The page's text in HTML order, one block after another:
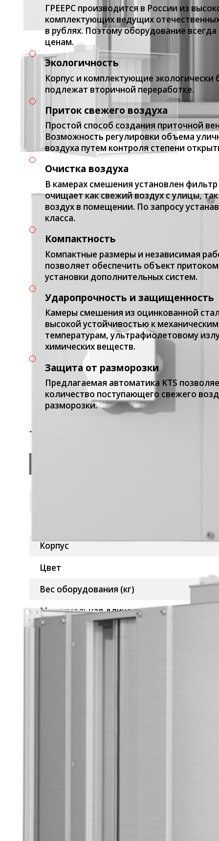
ГРЕЕРС производится в России из
комплектующих ведущих
в рублях. Поэтому оборудование
ценам.
Экологичность
Корпус и комплектующие экологически
подлежат вторичной переработке.
Приток свежего воздуха
Простой способ создания приточной
Возможность регулировки объема
воздуха путем контроля степени
Очистка воздуха
В камерах смешения установлен
очищает как свежий воздух с улицы,
воздух в помещении. По запросу
класса.
Компактность
Компактные размеры и независимая
позволяет обеспечить объект
установки дополнительных систем.
Ударопрочность и защищенность
Камеры смешения из оцинкованной
высокой устойчивостью к
температурам, ультрафиолетовому
химических веществ.
Защита от разморозки
Предлагаемая автоматика KTS
количество поступающего свежего
разморозки.
Технические данные ГРЕЕРС КС1+ЕС
Корпус
Цвет
Вес оборудования (кг)
Максимальная длина струи воздуха (м)
Макс. уровень акустического давления